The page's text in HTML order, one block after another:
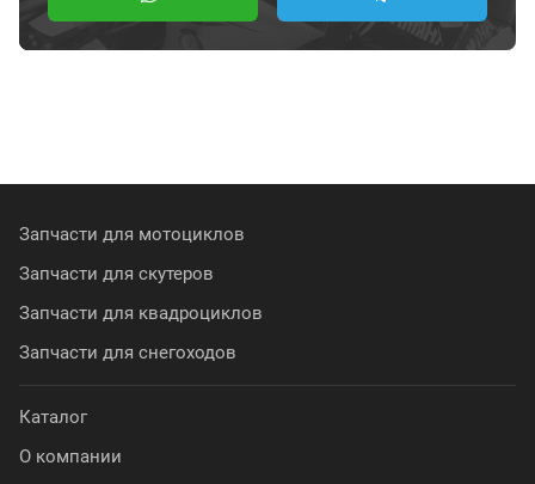
Запчасти для мотоциклов
Запчасти для скутеров
Запчасти для квадроциклов
Запчасти для снегоходов
Каталог
О компании